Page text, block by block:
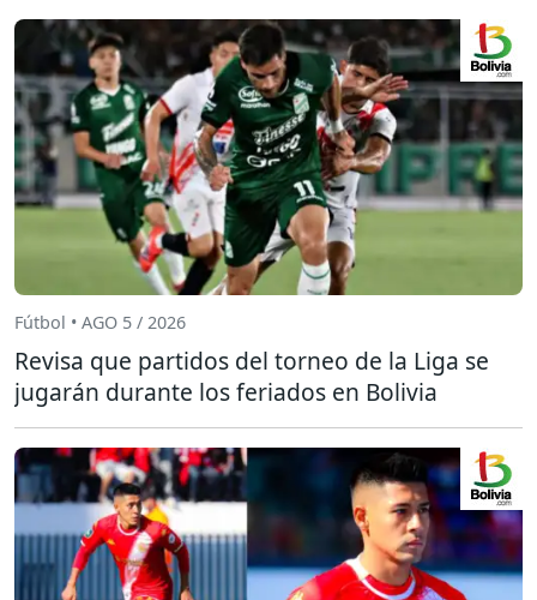
Fútbol • AGO 5 / 2026
Revisa que partidos del torneo de la Liga se
jugarán durante los feriados en Bolivia